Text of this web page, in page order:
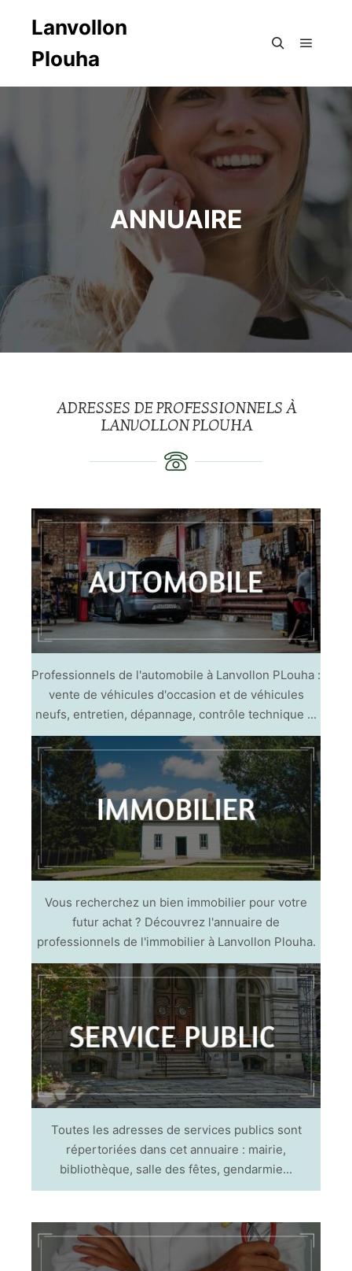
Lanvollon
Plouha
ANNUAIRE
ADRESSES DE PROFESSIONNELS À
LANVOLLON PLOUHA
Professionnels de l'automobile à Lanvollon PLouha :
vente de véhicules d'occasion et de véhicules
neufs, entretien, dépannage, contrôle technique ...
Vous recherchez un bien immobilier pour votre
futur achat ? Découvrez l'annuaire de
professionnels de l'immobilier à Lanvollon Plouha.
Toutes les adresses de services publics sont
répertoriées dans cet annuaire : mairie,
bibliothèque, salle des fêtes, gendarmie...